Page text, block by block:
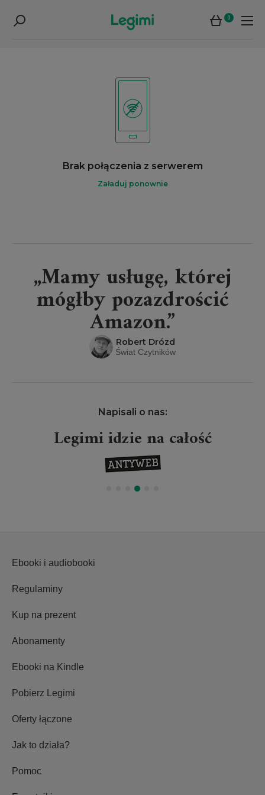
0
Brak połączenia z serwerem
Załaduj ponownie
„Mamy usługę, której
mógłby pozazdrościć
Amazon.”
Robert Drózd
Świat Czytników
Napisali o nas:
Legimi idzie na całość
Ebooki i audiobooki
Regulaminy
Kup na prezent
Abonamenty
Ebooki na Kindle
Pobierz Legimi
Oferty łączone
Jak to działa?
Pomoc